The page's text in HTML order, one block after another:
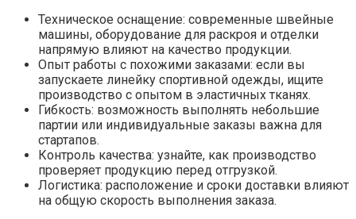
Техническое оснащение: современные швейные
машины, оборудование для раскроя и отделки
напрямую влияют на качество продукции.
Опыт работы с похожими заказами: если вы
запускаете линейку спортивной одежды, ищите
производство с опытом в эластичных тканях.
Гибкость: возможность выполнять небольшие
партии или индивидуальные заказы важна для
стартапов.
Контроль качества: узнайте, как производство
проверяет продукцию перед отгрузкой.
Логистика: расположение и сроки доставки влияют
на общую скорость выполнения заказа.